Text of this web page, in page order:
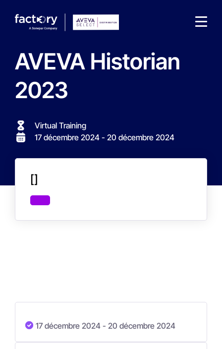
AVEVA Historian
2023
Virtual Training
17 décembre 2024 - 20 décembre 2024
[]
17 décembre 2024 - 20 décembre 2024